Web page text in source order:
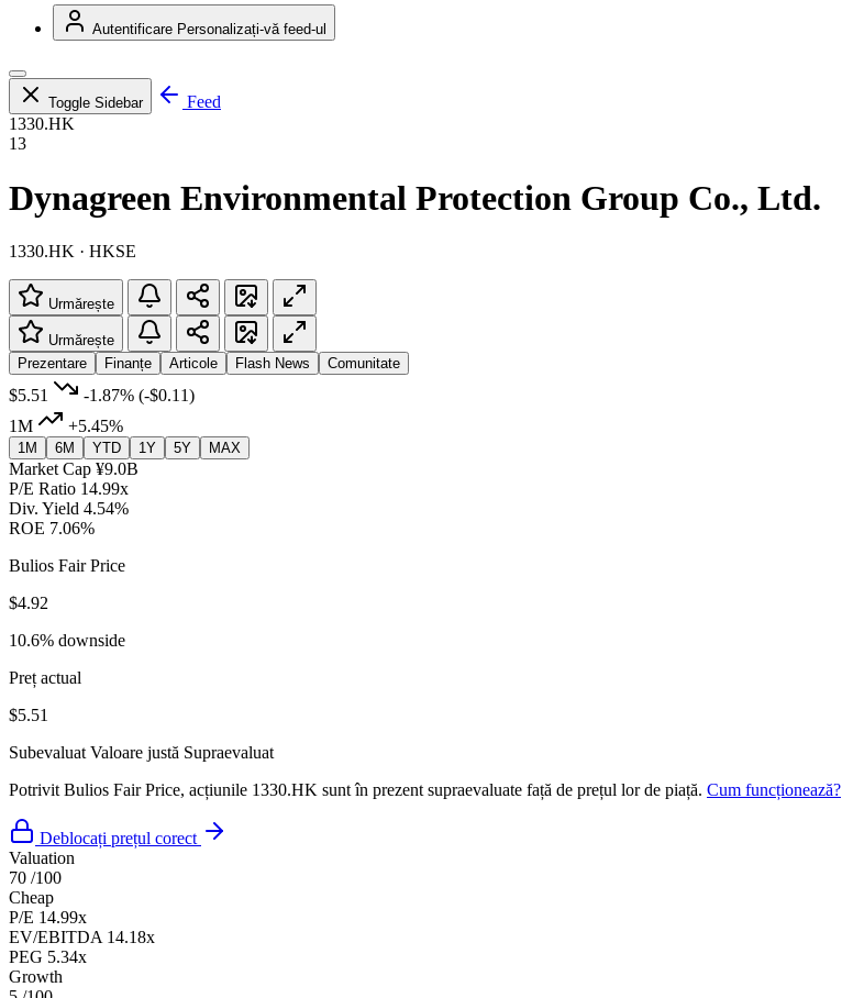
Autentificare Personalizați-vă feed-ul
Toggle Sidebar
Feed
1330.HK
13
Dynagreen Environmental Protection Group Co., Ltd.
1330.HK · HKSE
Urmărește
Urmărește
Prezentare
Finanțe Articole Flash News Comunitate
$5.51 -1.87% (-$0.11)
1M
+5.45%
1M 6M YTD 1Y 5Y MAX
Market Cap ¥9.0B
P/E Ratio 14.99x
Div. Yield 4.54%
ROE 7.06%
Bulios Fair Price
$4.92
10.6% downside
Preț actual
$5.51
Subevaluat Valoare justă Supraevaluat
Potrivit Bulios Fair Price, acțiunile 1330.HK sunt în prezent supraevaluate față de prețul lor de piață. Cum funcționează?
Deblocați prețul corect
Valuation
70 /100
Cheap
P/E 14.99x
EV/EBITDA 14.18x
PEG 5.34x
Growth